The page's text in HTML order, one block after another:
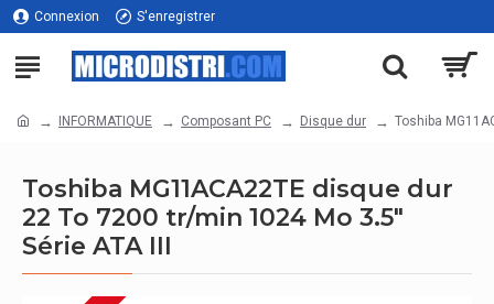
Connexion S'enregistrer
INFORMATIQUE Composant PC Disque dur Toshiba
Toshiba MG11ACA22TE disque dur
22 To 7200 tr/min 1024 Mo 3.5"
Série ATA III